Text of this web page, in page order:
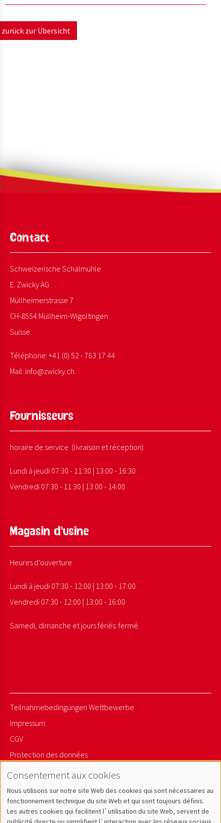
zurück zur Übersicht
Contact
Schweizerische Schälmühle
E. Zwicky AG
Müllheimerstrasse 7
CH-8554 Müllheim-Wigoltingen
Suisse
Téléphone: +41 (0) 52 - 763 17 44
Mail: info@zwicky. ch
Fournisseurs
horaire de service (livraison et réception)
Lundi à jeudi 07:30 - 11:30 | 13:00 - 16:30
Vendredi 07:30 - 11:30 | 13:00 - 14:00
Magasin d’usine
Heures d’ouverture
Lundi à jeudi 07:30 - 12:00 | 13:00 - 17:00
Vendredi 07:30 - 12:00 | 13:00 - 16:00
Samedi, dimanche et jours fériés: fermé.
Teilnahmebedingungen Wettbewerbe
Impressum
CGV
Protection des données
Sitemap
Newsletter Anmelden
Consentement aux cookies
Nous utilisons sur notre site Web des cookies qui sont nécessaires au
fonctionnement technique du site Web et qui sont toujours définis.
Les autres cookies qui facilitent l`utilisation du site Web, servent de